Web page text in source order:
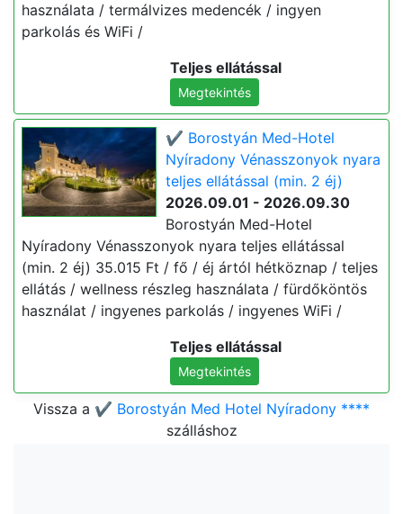
használata / termálvizes medencék / ingyen
parkolás és WiFi /
Teljes ellátással
Megtekintés
✔️ Borostyán Med-Hotel
Nyíradony Vénasszonyok nyara
teljes ellátással (min. 2 éj)
2026.09.01 - 2026.09.30
Borostyán Med-Hotel
Nyíradony Vénasszonyok nyara teljes ellátással
(min. 2 éj) 35.015 Ft / fő / éj ártól hétköznap / teljes
ellátás / wellness részleg használata / fürdőköntös
használat / ingyenes parkolás / ingyenes WiFi /
Teljes ellátással
Megtekintés
Vissza a ✔️ Borostyán Med Hotel Nyíradony ****
szálláshoz